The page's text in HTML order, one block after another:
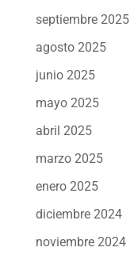
septiembre 2025
agosto 2025
junio 2025
mayo 2025
abril 2025
marzo 2025
enero 2025
diciembre 2024
noviembre 2024